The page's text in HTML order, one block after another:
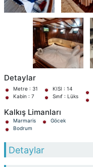
Detaylar
Metre : 31
Kabin : 7
KISI : 14
Sınıf : Lüks
Kalkış Limanları
Marmaris
Bodrum
Göcek
Detaylar